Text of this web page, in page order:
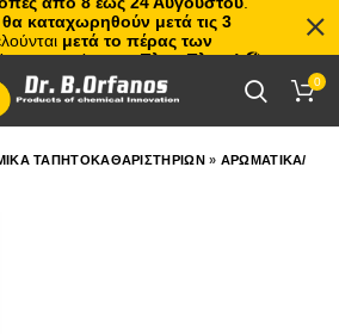
0
ΤΑΠΗΤΟΚΑΘΑΡΙΣΤΗΡΙΩΝ» ΑΡΩΜΑΤΙΚΑ/
καταχωρηθούν μετά τις 3
μετά το πέρας των
προτεραιότητας.Πλιτς Πλατς!🏖️🌊